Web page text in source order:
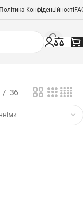
Політика Конфіденційності
36